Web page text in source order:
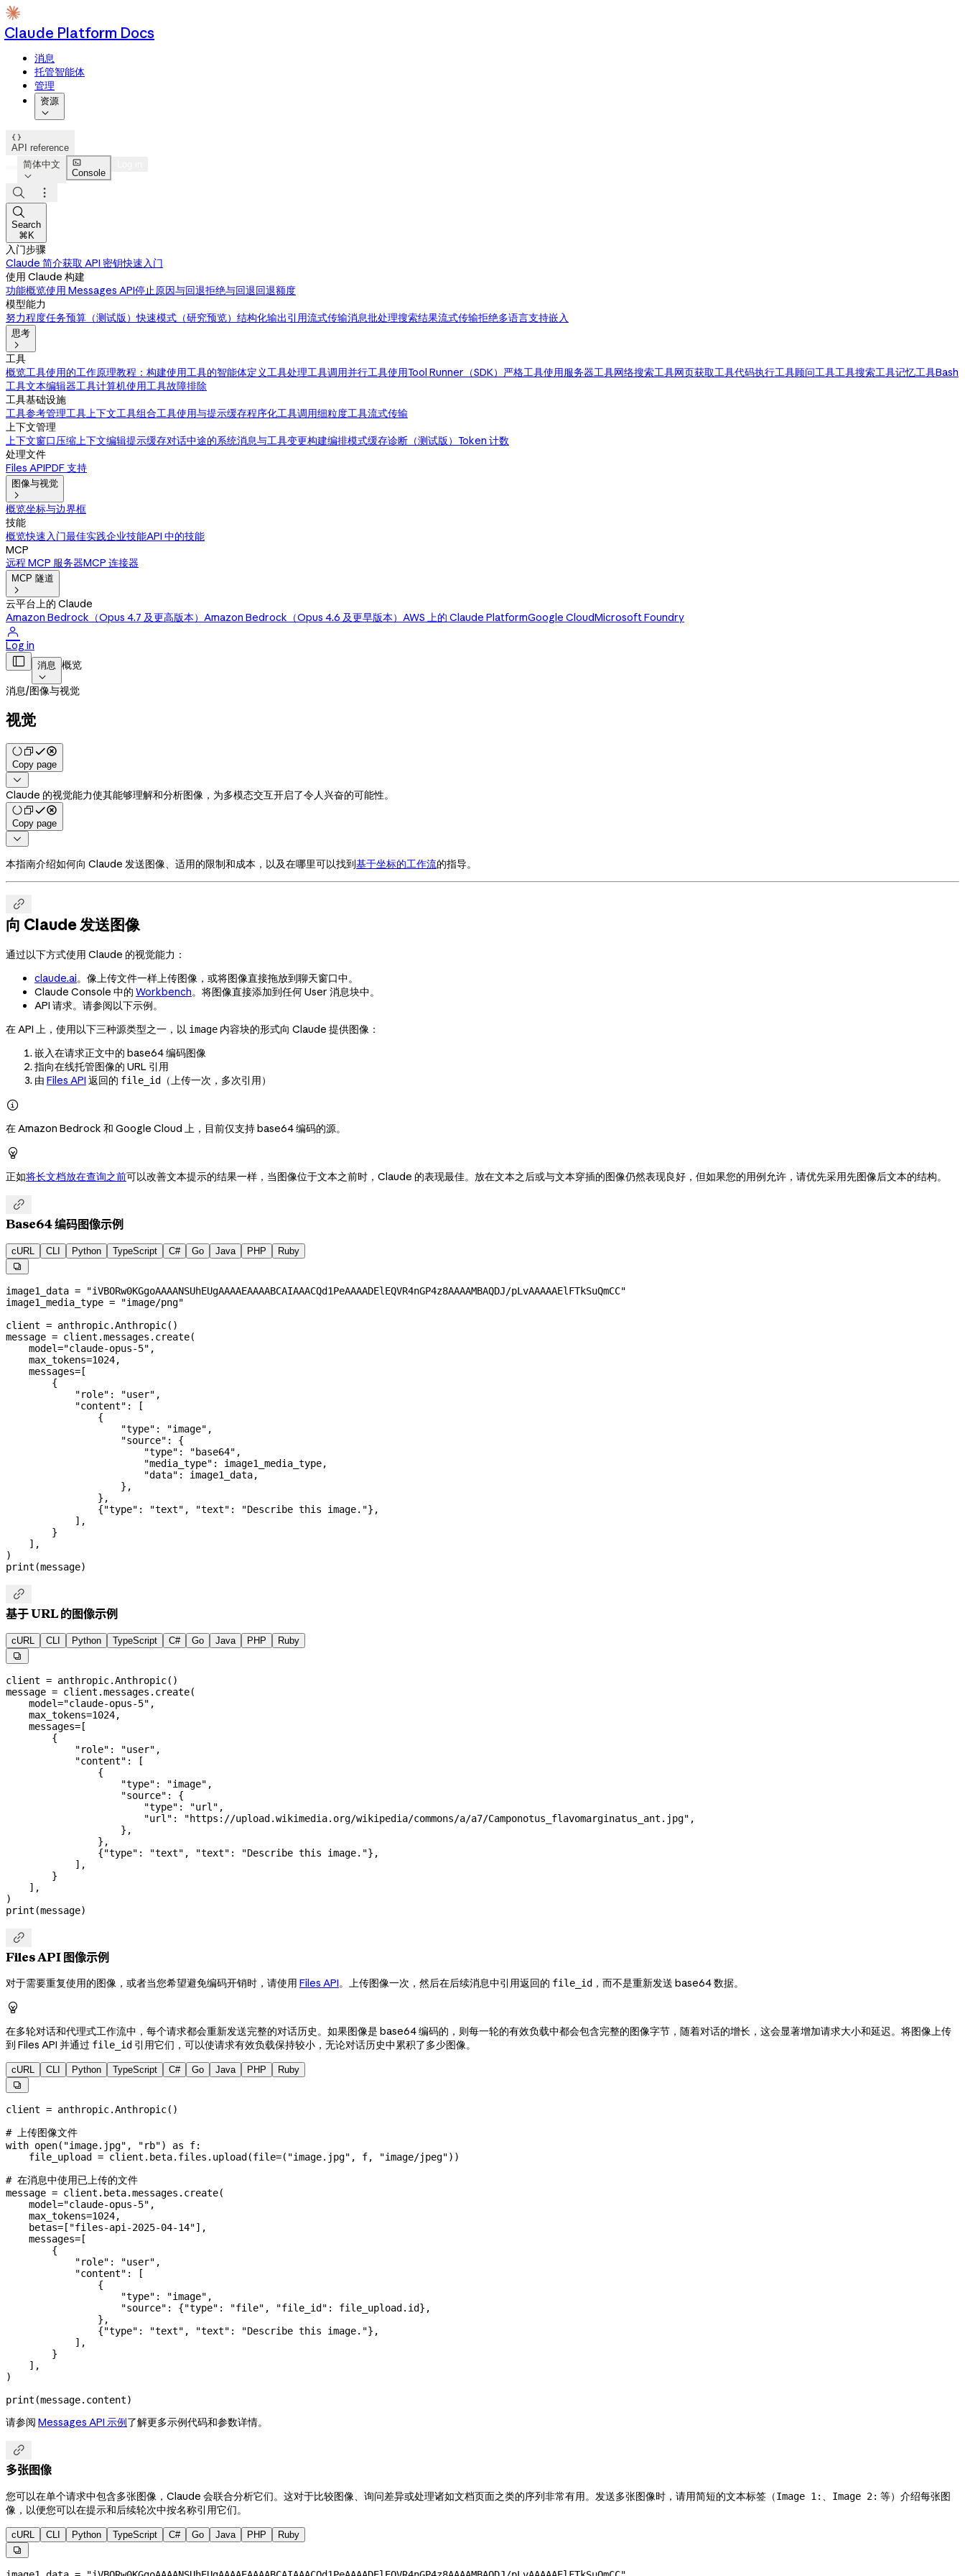
Claude Platform Docs
消息
托管智能体
管理
资源


API reference
简体中文


Console



Search
⌘K
入门步骤
Claude 简介获取 API 密钥快速入门
使用 Claude 构建
功能概览使用 Messages API停止原因与回退拒绝与回退回退额度
模型能力
努力程度任务预算（测试版）快速模式（研究预览） 结构化输出引用流式传输消息批处理搜索结果流式传输拒绝多语言支持嵌入
思考

工具
概览工具使用的工作原理教程：构建使用工具的智能体定义工具处理工具调用并行工具使用Tool Runner（SDK） 严格工具使用服务器工具网络搜索工具网页获取工具代码执行工具顾问工具工具搜索工具记忆工具Bash
工具文本编辑器工具计算机使用工具故障排除
工具基础设施
工具参考管理工具上下文工具组合工具使用与提示缓存程序化工具调用细粒度工具流式传输
上下文管理
上下文窗口压缩上下文编辑提示缓存对话中途的系统消息与工具变更构建编排模式缓存诊断（测试版） Token 计数
处理文件
Files APIPDF 支持
图像与视觉

概览坐标与边界框
技能
概览快速入门最佳实践企业技能API 中的技能
MCP
远程 MCP 服务器MCP 连接器
MCP 隧道

云平台上的 Claude
Amazon Bedrock（Opus 4.7 及更高版本） Amazon Bedrock（Opus 4.6 及更早版本） AWS 上的 Claude PlatformGoogle CloudMicrosoft Foundry

Log in
 消息

概览
消息/图像与视觉
视觉
Copy page

Claude 的视觉能力使其能够理解和分析图像，为多模态交互开启了令人兴奋的可能性。
Copy page

本指南介绍如何向 Claude 发送图像、适用的限制和成本，以及在哪里可以找到基于坐标的工作流的指导。

向 Claude 发送图像
通过以下方式使用 Claude 的视觉能力：
claude.ai。像上传文件一样上传图像，或将图像直接拖放到聊天窗口中。
Claude Console 中的 Workbench。将图像直接添加到任何 User 消息块中。
API 请求。请参阅以下示例。
在 API 上，使用以下三种源类型之一，以 image 内容块的形式向 Claude 提供图像：
嵌入在请求正文中的 base64 编码图像
指向在线托管图像的 URL 引用
由 Files API 返回的 file_id （上传一次，多次引用）

在 Amazon Bedrock 和 Google Cloud 上，目前仅支持 base64 编码的源。

正如将长文档放在查询之前可以改善文本提示的结果一样，当图像位于文本之前时，Claude 的表现最佳。放在文本之后或与文本穿插的图像仍然表现良好，但如果您的用例允许，请优先采用先图像后文本的结构。

Base64 编码图像示例
cURL CLI Python TypeScript C# Go Java PHP Ruby

image1_data = "iVBORw0KGgoAAAANSUhEUgAAAAEAAAABCAIAAACQd1PeAAAADElEQVR4nGP4z8AAAAMBAQDJ/pLvAAAAAElFTkSuQmCC"
image1_media_type = "image/png"
client = anthropic.Anthropic()
message = client.messages.create(
    model
="claude-opus-5" ,
    max_tokens
=1024,
    messages
= [
        {
            "role"
: "user" ,
            "content"
: [
                {
                    "type"
: "image" ,
                    "source"
: {
                        "type"
: "base64" ,
                        "media_type"
: image1_media_type,
                        "data"
: image1_data,
                    },
                },
                {
"type" : "text" , "text" : "Describe this image."},
            ],
        }
    ],
)
print (message)

基于 URL 的图像示例
cURL CLI Python TypeScript C# Go Java PHP Ruby

client = anthropic.Anthropic()
message = client.messages.create(
    model
="claude-opus-5" ,
    max_tokens
=1024,
    messages
= [
        {
            "role"
: "user" ,
            "content"
: [
                {
                    "type"
: "image" ,
                    "source"
: {
                        "type"
: "url" ,
                        "url"
: "https://upload.wikimedia.org/wikipedia/commons/a/a7/Camponotus_flavomarginatus_ant.jpg" ,
                    },
                },
                {
"type" : "text" , "text" : "Describe this image."},
            ],
        }
    ],
)
print (message)

Files API 图像示例
对于需要重复使用的图像，或者当您希望避免编码开销时，请使用 Files API。上传图像一次，然后在后续消息中引用返回的 file_id ，而不是重新发送 base64 数据。

在多轮对话和代理式工作流中，每个请求都会重新发送完整的对话历史。如果图像是 base64 编码的，则每一轮的有效负载中都会包含完整的图像字节，随着对话的增长，这会显著增加请求大小和延迟。将图像上传
到 Files API 并通过 file_id 引用它们，可以使请求有效负载保持较小，无论对话历史中累积了多少图像。
cURL CLI Python TypeScript C# Go Java PHP Ruby

client = anthropic.Anthropic()
# 上传图像文件
with open( "image.jpg" , "rb") as f:
    file_upload
= client.beta.files.upload(file=( "image.jpg" , f, "image/jpeg"))
# 在消息中使用已上传的文件
message = client.beta.messages.create(
    model
="claude-opus-5" ,
    max_tokens
=1024,
    betas
= [ "files-api-2025-04-14"],
    messages
= [
        {
            "role"
: "user" ,
            "content"
: [
                {
                    "type"
: "image" ,
                    "source"
: {"type" : "file" , "file_id" : file_upload.id},
                },
                {
"type" : "text" , "text" : "Describe this image."},
            ],
        }
    ],
)
print (message.content)
请参阅 Messages API 示例了解更多示例代码和参数详情。

多张图像
您可以在单个请求中包含多张图像，Claude 会联合分析它们。这对于比较图像、询问差异或处理诸如文档页面之类的序列非常有用。发送多张图像时，请用简短的文本标签（Image 1: 、 Image 2: 等）介绍每张图
像，以便您可以在提示和后续轮次中按名称引用它们。
cURL CLI Python TypeScript C# Go Java PHP Ruby
